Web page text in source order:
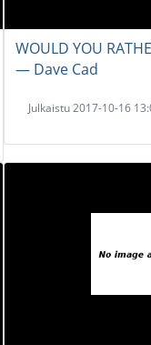
WOULD YOU
― Dave Cad
Julkaistu 2017-10-16